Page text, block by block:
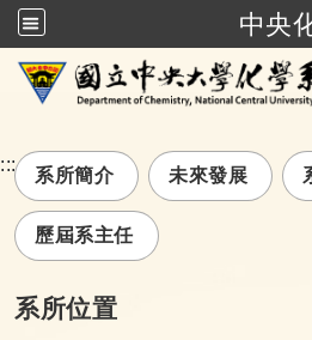
中央
跳到主要
:::
系所簡介 未來發展
歷屆系主任
系所位置